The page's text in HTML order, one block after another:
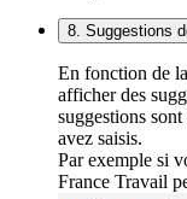
8. Suggestions
En fonction de
afficher des
suggestions
avez saisis.
Par exemple si
France Travail